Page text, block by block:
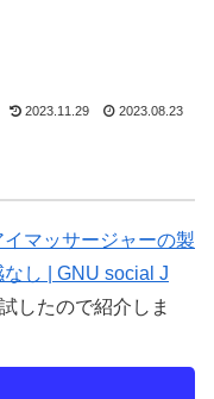
2023.11.29 2023.08.23
マッサージャーの製
し | GNU social J
したので紹介しま